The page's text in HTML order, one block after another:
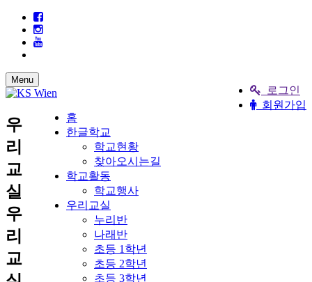
로그인
회원가입
Menu
홈
한글학교
학교현황
찾아오시는길
학교활동
학교행사
우리교실
누리반
나래반
초등 1학년
초등 2학년
초등 3학년
우
리
교
실
우
리
교